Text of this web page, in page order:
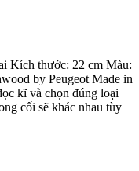
Kích thước: 22 cm Màu:
by Peugeot Made in
kĩ và chọn đúng loại
cối sẽ khác nhau tùy